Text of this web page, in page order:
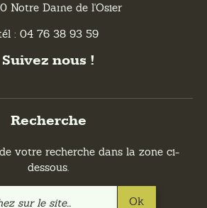
Notre Dame de l'Osier
: 04 76 38 93 59
Suivez nous !
Recherche
votre recherche dans la zone ci-
dessous.
Ok